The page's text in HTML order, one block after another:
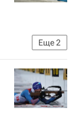
Еще2